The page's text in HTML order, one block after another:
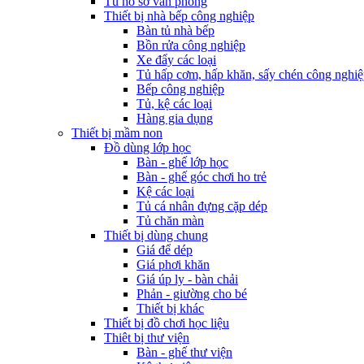
Thiết bị nhà bếp công nghiệp
Bàn tủ nhà bếp
Bồn rửa công nghiệp
Xe đẩy các loại
Tủ hấp cơm, hấp khăn, sấy chén công
Bếp công nghiệp
Tủ, kệ các loại
Hàng gia dụng
Thiết bị mầm non
Đồ dùng lớp học
Bàn - ghế lớp học
Bàn - ghế góc chơi ho trẻ
Kệ các loại
Tủ cá nhân đựng cặp dép
Tủ chăn màn
Thiết bị dùng chung
Giá để dép
Giá phơi khăn
Giá úp ly - bàn chải
Phản - giường cho bé
Thiết bị khác
Thiết bị đồ chơi học liệu
Thiêt bị thư viện
Bàn - ghế thư viện